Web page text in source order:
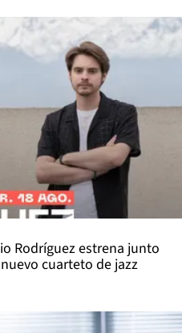
Rodríguez estrena junto
cuarteto de jazz